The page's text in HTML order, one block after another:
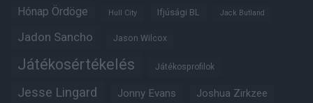
Hónap Ördöge Hull City Ifjúsági BL Jack Butland
Jadon Sancho Jason Wilcox
Játékosértékelés Játékosprofilok
Jesse Lingard Jonny Evans Joshua Zirkzee